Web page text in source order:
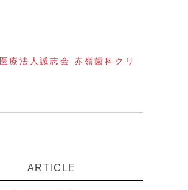
医療法人誠志会 赤嶺歯科クリ
ARTICLE